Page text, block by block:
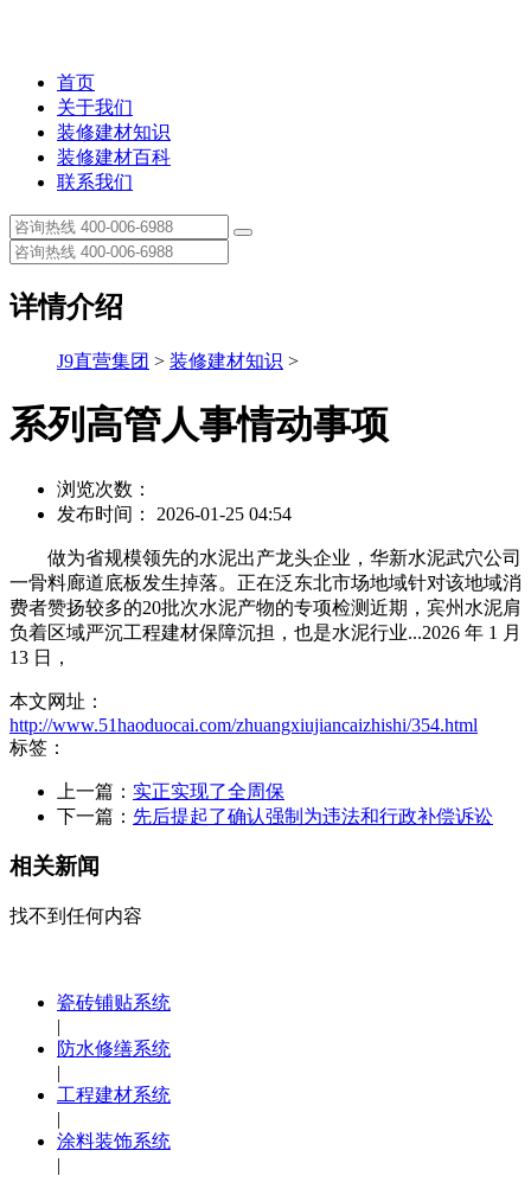
首页
关于我们
装修建材知识
装修建材百科
联系我们
详情介绍
J9直营集团 > 装修建材知识 >
系列高管人事情动事项
浏览次数：
发布时间： 2026-01-25 04:54
做为省规模领先的水泥出产龙头企业，华新水泥武穴公司
一骨料廊道底板发生掉落。正在泛东北市场地域针对该地域消
费者赞扬较多的20批次水泥产物的专项检测近期，宾州水泥肩
负着区域严沉工程建材保障沉担，也是水泥行业...2026 年 1 月
13 日，
本文网址：
http://www.51haoduocai.com/zhuangxiujiancaizhishi/354.html
标签：
上一篇： 实正实现了全周保
下一篇： 先后提起了确认强制为违法和行政补偿诉讼
相关新闻
找不到任何内容
瓷砖铺贴系统
|
防水修缮系统
|
工程建材系统
|
涂料装饰系统
|